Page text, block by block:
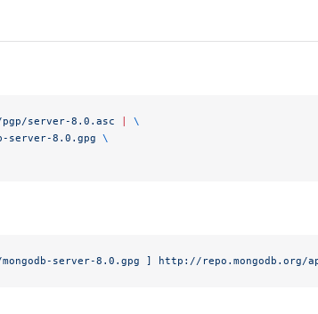
server-8.0.asc
\
server-8.0.gpg \
server-8.0.gpg ] http://repo.mongodb.org/